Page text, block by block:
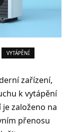
VYTÁPĚNÍ
zařízení,
k vytápění
založeno na
přenosu